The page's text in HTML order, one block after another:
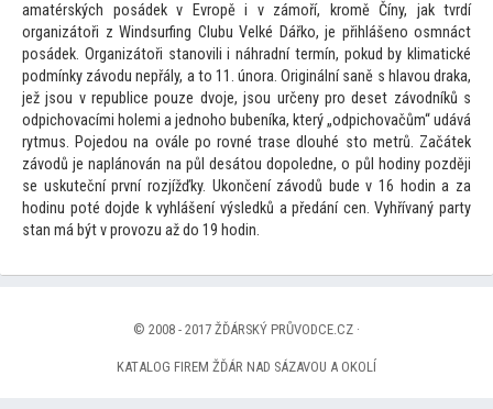
amatérských posádek v Evropě i v zámoří, kromě Číny, jak tvrdí
organizátoři z Windsurfing Clubu Velké Dářko, je přihlášeno osmnáct
posádek. Organizátoři stanovili i náhradní termín, pokud by klimatické
podmínky závodu nepřály, ato 11. února. Originální saně s hlavou draka,
jež jsou v republice pouze dvoje, jsou určeny pro deset závodníků s
odpichovacími holemi a jednoho bubeníka, který „odpichovačům“ udává
rytmus. Pojedou na ovále po rovné trase dlouhé sto metrů. Začátek
závodů je naplánován na půl desátou dopoledne, o půl hodiny později
se uskuteční první rozjížďky. Ukončení závodů bude v 16 hodin a za
hodinu poté dojde k vyhlášení výsledků a předání cen. Vyhřívaný party
stan má být v provozu až do 19 hodin.
© 2008 - 2017 ŽĎÁRSKÝ PRŮVODCE.CZ ·
KATALOG FIREM ŽĎÁR NAD SÁZAVOU A OKOLÍ